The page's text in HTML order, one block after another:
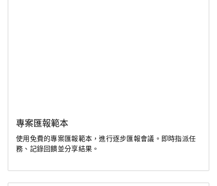
專案匯報範本
使用免費的專案匯報範本，進行逐步匯報會議。即時指派任
務、記錄回饋並分享結果。